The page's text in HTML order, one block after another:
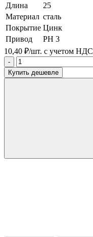
Длина
25
Материал сталь
Покрытие Цинк
Привод
PH 3
10,40 ₽/шт. с учетом НДС
-
Купить дешевле